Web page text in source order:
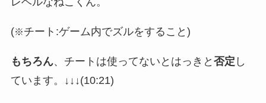
(※チート:ゲーム内でズルをすること)
もちろん、チートは使ってないとはっきと 否定 し
ています。↓↓↓(10:21)